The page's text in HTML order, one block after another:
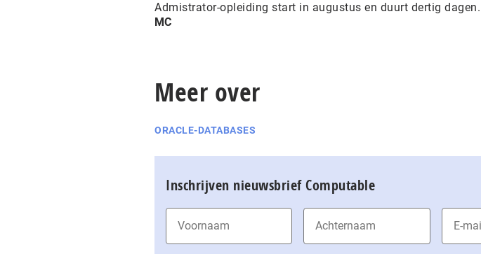
Admistrator-opleiding start in augustus en duurt dertig dagen.
MC
Meer over
ORACLE-DATABASES
Inschrijven nieuwsbrief Computable